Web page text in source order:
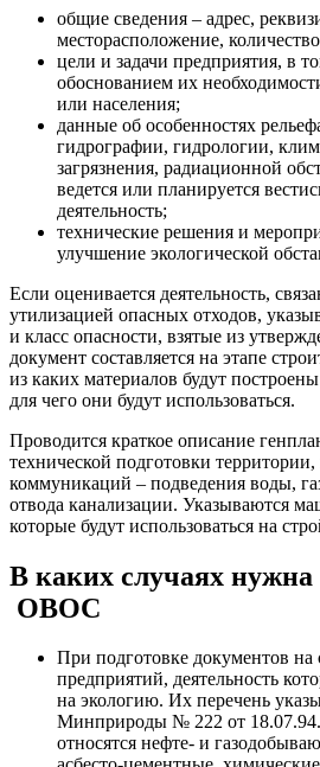
общие сведения – адрес,
месторасположение,
цели и задачи предприятия, в
обоснованием их
или населения;
данные об особенностях
гидрографии, гидрологии,
загрязнения, радиационной
ведется или планируется
деятельность;
технические решения и
улучшение экологической
Если оценивается деятельность,
утилизацией опасных отходов,
и класс опасности, взятые из
документ составляется на этапе
из каких материалов будут
для чего они будут использоваться.
Проводится краткое описание
технической подготовки
коммуникаций – подведения воды,
отвода канализации. Указываются
которые будут использоваться на
В каких случаях нужна
ОВОС
При подготовке документов на
предприятий, деятельность
на экологию. Их перечень
Минприроды № 222 от 18.07.94.
относятся нефте- и